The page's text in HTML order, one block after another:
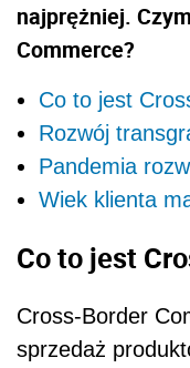
najprężniej.
Commerce?
Co to jest
Rozwój
Pandemia
Wiek klienta
Co to jest
Cross-Border
sprzedaż